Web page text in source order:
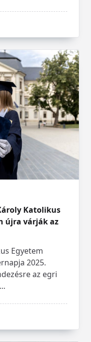
Katolikus
újra várják az
Egyetem
2025.
az egri
...